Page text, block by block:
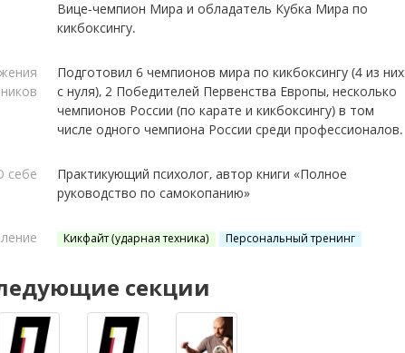
Вице-чемпион Мира и обладатель Кубка Мира по
кикбоксингу.
Подготовил 6 чемпионов мира по кикбоксингу (4 из них
с нуля), 2 Победителей Первенства Европы, несколько
чемпионов России (по карате и кикбоксингу) в том
числе одного чемпиона России среди профессионалов.
себе
Практикующий психолог, автор книги «Полное
руководство по самокопанию»
Кикфайт (ударная техника) Персональный тренинг
секции